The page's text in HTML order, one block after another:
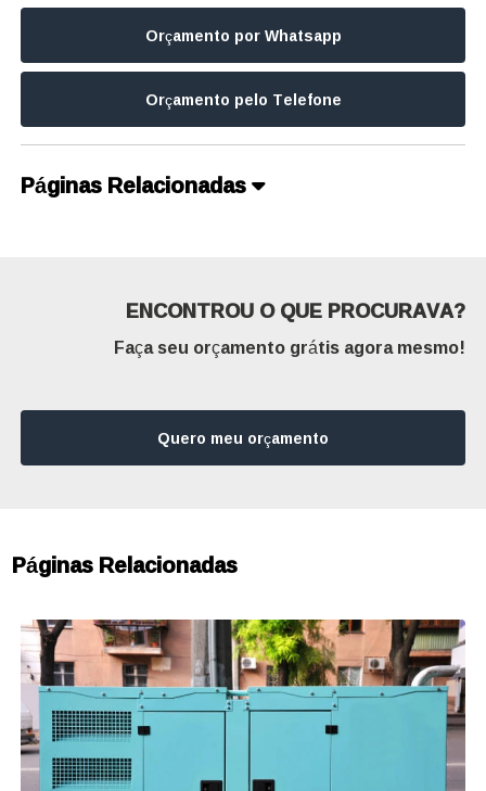
Orçamento por Whatsapp
Orçamento pelo Telefone
Páginas Relacionadas
ENCONTROU O QUE PROCURAVA?
Faça seu orçamento grátis agora mesmo!
Quero meu orçamento
Páginas Relacionadas